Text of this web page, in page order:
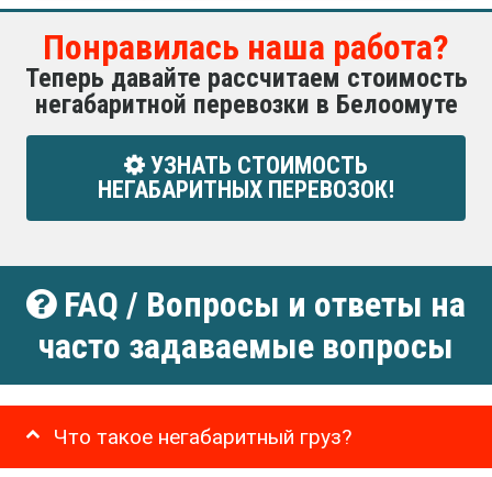
Понравилась наша работа?
Теперь давайте рассчитаем стоимость
негабаритной перевозки в Белоомуте
УЗНАТЬ СТОИМОСТЬ
НЕГАБАРИТНЫХ ПЕРЕВОЗОК!
FAQ / Вопросы и ответы на
часто задаваемые вопросы
Что такое негабаритный груз?